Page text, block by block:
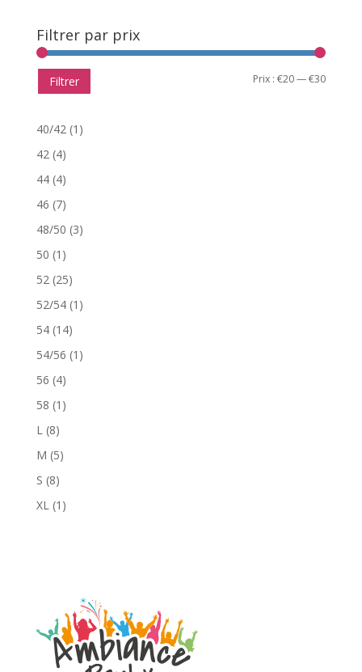
Filtrer par prix
Prix
Prix
Filtrer Prix :€20—€30
40/42 (1)
42 (4)
44 (4)
46 (7)
48/50 (3)
50 (1)
52 (25)
52/54 (1)
54 (14)
54/56 (1)
56 (4)
58 (1)
L (8)
M (5)
S (8)
XL (1)